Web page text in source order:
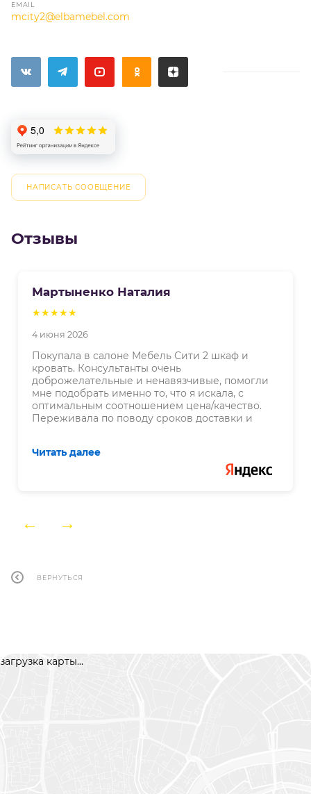
EMAIL
mcity2@elbamebel.com
НАПИСАТЬ СООБЩЕНИЕ
Отзывы
Мартыненко Наталия
★★★★★
4 июня 2026
Покупала в салоне Мебель Сити 2 шкаф и
кровать. Консультанты очень
доброжелательные и ненавязчивые, помогли
мне подобрать именно то, что я искала, с
оптимальным соотношением цена/качество.
Переживала по поводу сроков доставки и
оговаривали и оформляли доставку на одни
даты, а фактически мебель привозили в
последний день по договору, то есть через 2
качественно. Рекомендую!
← →
ВЕРНУТЬСЯ
загрузка карты...